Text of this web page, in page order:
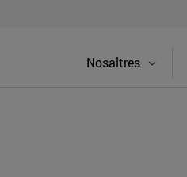
Nosaltres